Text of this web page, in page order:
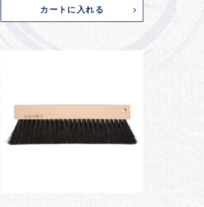
カートに入れる